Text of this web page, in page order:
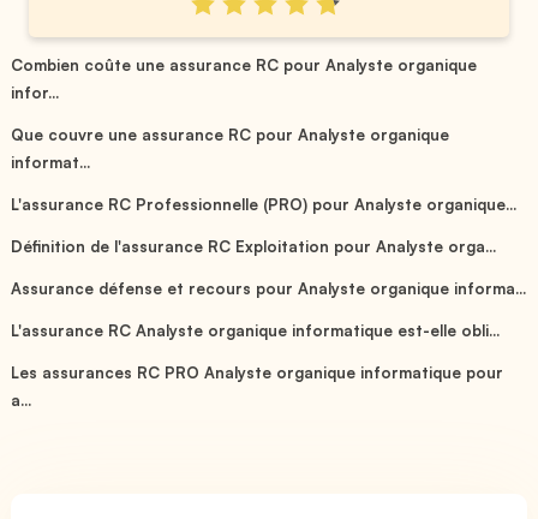
Combien coûte une assurance RC pour Analyste organique
infor...
Que couvre une assurance RC pour Analyste organique
informat...
L'assurance RC Professionnelle (PRO) pour Analyste organique...
Définition de l'assurance RC Exploitation pour Analyste orga...
Assurance défense et recours pour Analyste organique informa...
L'assurance RC Analyste organique informatique est-elle obli...
Les assurances RC PRO Analyste organique informatique pour
a...